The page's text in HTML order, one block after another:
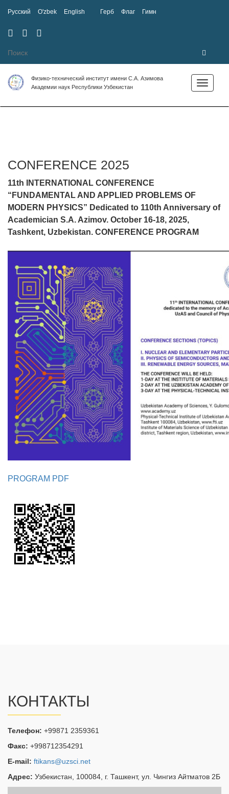
Русский O'zbek English Герб Флаг Гимн
версиявозможности
Toggle
navigation
Физико-технический институт имени С.А. Азимова
Академии наук Республики Узбекистан
CONFERENCE 2025
11th INTERNATIONAL CONFERENCE
“FUNDAMENTAL AND APPLIED PROBLEMS OF
MODERN PHYSICS” Dedicated to 110th Anniversary of
Academician S.A. Azimov. October 16-18, 2025,
Tashkent, Uzbekistan. CONFERENCE PROGRAM
PROGRAM PDF
КОНТАКТЫ
Телефон: +99871 2359361
Факс: +998712354291
E-mail: ftikans@uzsci.net
Адрес: Узбекистан, 100084, г. Ташкент, ул. Чингиз Айтматов 2Б